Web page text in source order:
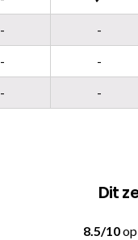
- -
- -
- -
Dit
8.5/10